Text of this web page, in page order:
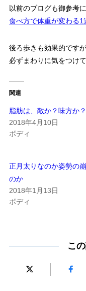
以前のブログも御参考
食べ方で体重が変わる1
後ろ歩きも効果的ですが
必ずまわりに気をつけ
関連
脂肪は、敵か？味方か？
2018年4月10日
ボディ
正月太りなのか姿勢の
のか
2018年1月13日
ボディ
こ